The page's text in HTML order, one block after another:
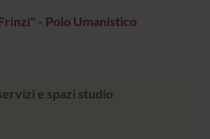
- Polo Umanistico
e spazi studio